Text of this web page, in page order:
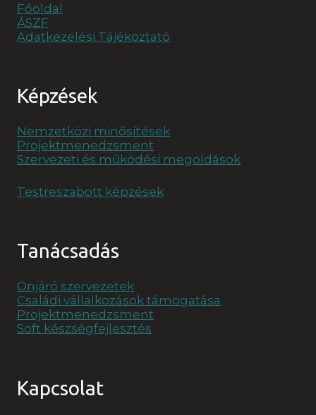
Főoldal
ÁSZF
Adatkezelési Tájékoztató
Képzések
Nemzetközi minősítések
Projektmenedzsment
Szervezeti és működési megoldások
Testreszabott képzések
Tanácsadás
Önjáró szervezetek
Családi vállalkozások támogatása
Projektmenedzsment
Soft készségfejlesztés
Kapcsolat